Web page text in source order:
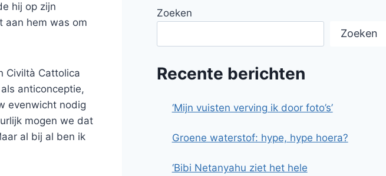
hij op zijn
aan hem was om
Civiltà Cattolica
anticonceptie,
evenwicht nodig
mogen we dat
al bij al ben ik
Zoeken
Zoeken
Recente berichten
‘Mijn vuisten verving ik door foto’s’
Groene waterstof: hype, hype hoera?
‘Bibi Netanyahu ziet het hele